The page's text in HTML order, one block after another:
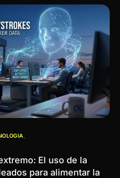
,
El uso de la
para alimentar la